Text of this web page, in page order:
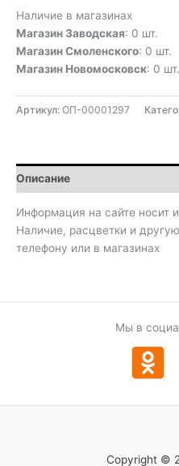
Наличие в магазинах
Магазин Заводская: 0 шт.
Магазин Смоленского: 0 шт.
Магазин Новомосковск: 0 шт.
Артикул: ОП-00001297
Описание
Информация на сайте носит
Наличие, расцветки и
телефону или в магазинах
Мы в
Copyright ©